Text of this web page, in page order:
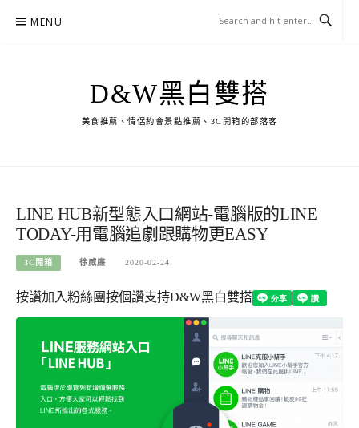
MENU
D&W黑白雙搭
美食推薦、情侶約會景點推薦、3C開箱的部落客
LINE HUB新型態入口網站-電腦版的LINE
TODAY-用電腦追劇跟購物更EASY
3C開箱 徐威廉 2020-02-24
按讚加入粉絲團按個讚支持D&W黑白雙搭